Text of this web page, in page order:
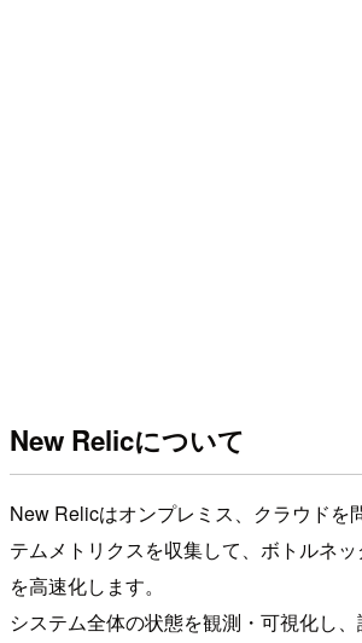
New Relicについて
New Relicはオンプレミス、クラウドを
テムメトリクスを収集して、ボトルネ
を高速化します。
システム全体の状態を観測・可視化し